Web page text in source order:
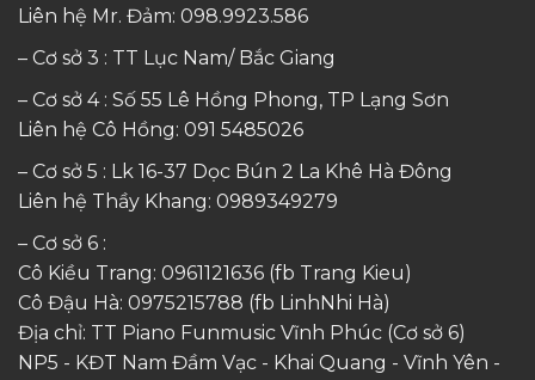
Liên hệ Mr. Đảm: 098.9923.586
– Cơ sở 3 : TT Lục Nam/ Bắc Giang
– Cơ sở 4 : Số 55 Lê Hồng Phong, TP Lạng Sơn
Liên hệ Cô Hồng: 091 5485026
– Cơ sở 5 : Lk 16-37 Dọc Bún 2 La Khê Hà Đông
Liên hệ Thầy Khang: 0989349279
– Cơ sở 6 :
Cô Kiều Trang: 0961121636 (fb Trang Kieu)
Cô Đậu Hà: 0975215788 (fb LinhNhi Hà)
Địa chỉ: TT Piano Funmusic Vĩnh Phúc (Cơ sở 6)
NP5 - KĐT Nam Đầm Vạc - Khai Quang - Vĩnh Yên -